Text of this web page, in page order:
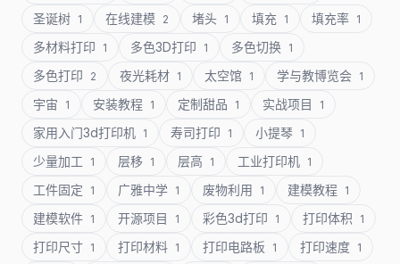
圣诞树 1 在线建模 2 堵头 1 填充 1 填充率 1
多材料打印 1 多色3D打印 1 多色切换 1
多色打印 2 夜光耗材 1 太空馆 1 学与教博览会 1
宇宙 1 安装教程 1 定制甜品 1 实战项目 1
家用入门3d打印机 1 寿司打印 1 小提琴 1
少量加工 1 层移 1 层高 1 工业打印机 1
工件固定 1 广雅中学 1 废物利用 1 建模教程 1
建模软件 1 开源项目 1 彩色3d打印 1 打印体积 1
打印尺寸 1 打印材料 1 打印电路板 1 打印速度 1